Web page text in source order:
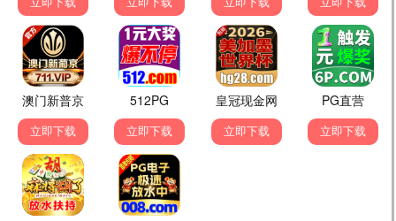
🔥 热门影视 一键即看